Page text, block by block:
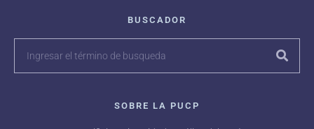
BUSCADOR
SOBRE LA PUCP